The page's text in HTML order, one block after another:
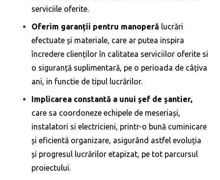
serviciile oferite.
Oferim garanții pentru manoperă lucrări
efectuate și materiale, care ar putea inspira
încredere clienților în calitatea serviciilor oferite si
o siguranță suplimentară, pe o perioada de câțiva
ani, in functie de tipul lucrărilor.
Implicarea constantă a unui șef de șantier,
care sa coordoneze echipele de meseriași,
instalatori si electricieni, printr-o bună cuminicare
și eficientă organizare, asigurând astfel evoluția
și progresul lucrărilor etapizat, pe tot parcursul
proiectului.